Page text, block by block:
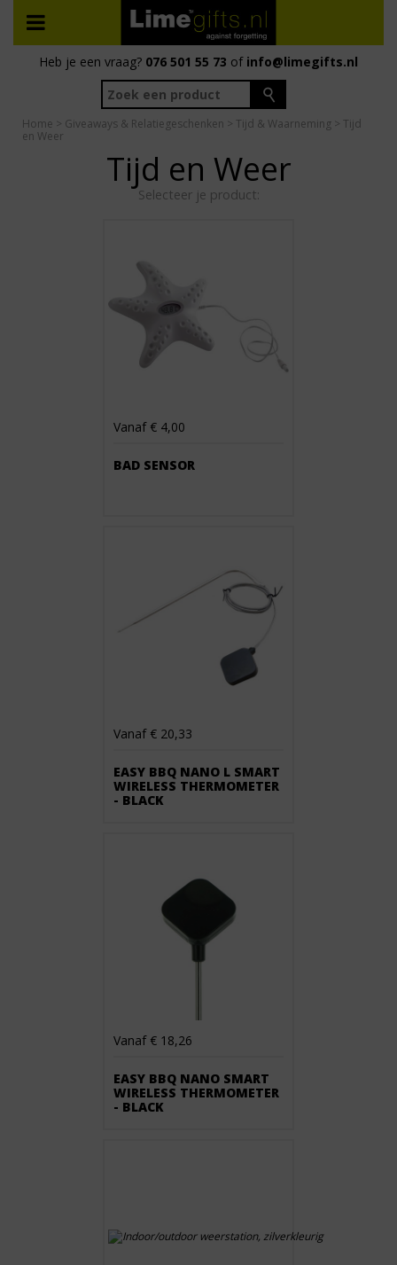
Heb je een vraag? 076 501 55 73 of info@limegifts.nl
Home > Giveaways & Relatiegeschenken > Tijd & Waarneming > Tijd
en Weer
Tijd en Weer
Selecteer je product:
Vanaf € 4,00
BAD SENSOR
Vanaf € 20,33
EASY BBQ NANO L SMART
WIRELESS THERMOMETER
- BLACK
Vanaf € 18,26
EASY BBQ NANO SMART
WIRELESS THERMOMETER
- BLACK